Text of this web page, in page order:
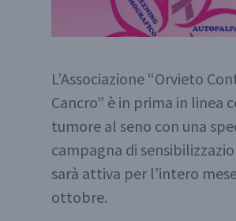
L’Associazione “Orvieto
Cancro” è in prima in linea
tumore al seno con una
campagna di
sarà attiva per l’intero
ottobre.